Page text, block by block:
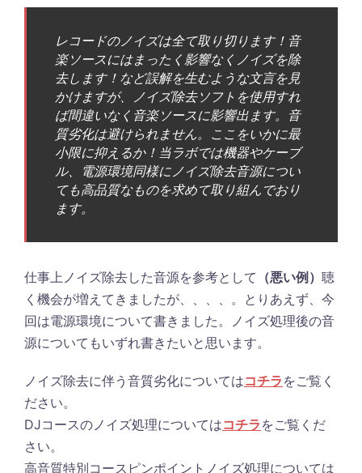
レコードのノイズは全て取り切ります！音
楽ソースにはまったく影響なくノイズを除
去します！など誤解を生むような文言を見
かけますが、ノイズ除去ソフトを使用すれ
ば間違いなく音楽ソースに影響出ます。音
質劣化は避けられません。ここをいかに最
小限に抑えるか！当ラボでは機器やケーブ
ル、電源環境同様にノイズ除去音源につい
ても高品質なものを求めて取り組んでおり
ます。
仕事上ノイズ除去した音源を参考として （悪い例） 聴
く機会が増えてきましたが、、、、。とりあえず、今
回は電源環境について書きました。ノイズ処理後の音
源についてもいずれ書きたいと思います。
ノイズ除去に伴う音質劣化についてはコチラ をご覧く
ださい。
DJコースのノイズ処理についてはコチラ をご覧くだ
さい。
高音質特別コースピンポイントノイズ処理については